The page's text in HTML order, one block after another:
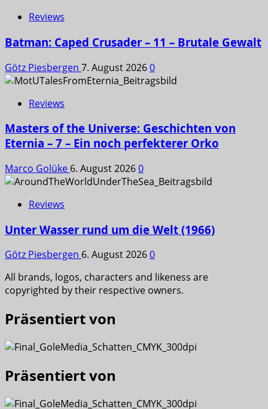
Reviews
Batman: Caped Crusader – 11 – Brutale Gewalt
Götz Piesbergen 7. August 20260
Reviews
Masters of the Universe: Geschichten von
Eternia – 7 – Ein noch perfekterer Orko
Marco Golüke 6. August 20260
Reviews
Unter Wasser rund um die Welt (1966)
Götz Piesbergen 6. August 20260
All brands, logos, characters and likeness are
copyrighted by their respective owners.
Präsentiert von
Präsentiert von